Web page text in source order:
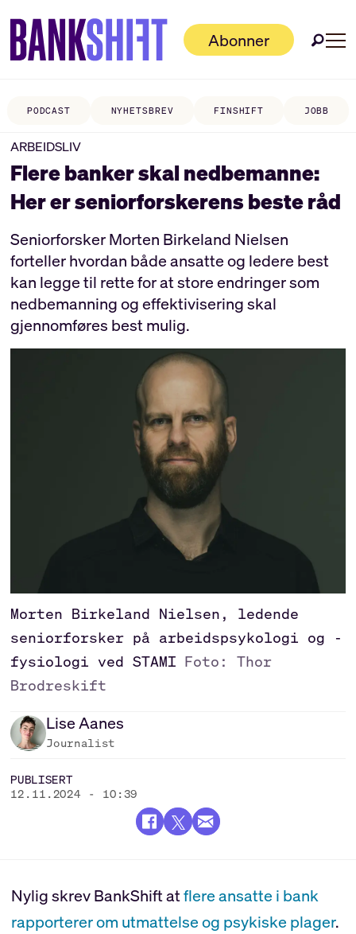
Abonner
PODCAST NYHETSBREV FINSHIFT JOBB
ARBEIDSLIV
Flere banker skal nedbemanne:
Her er seniorforskerens beste råd
Seniorforsker Morten Birkeland Nielsen
forteller hvordan både ansatte og ledere best
kan legge til rette for at store endringer som
nedbemanning og effektivisering skal
gjennomføres best mulig.
Morten Birkeland Nielsen, ledende
seniorforsker på arbeidspsykologi og -
fysiologi ved STAMI Foto: Thor
Brodreskift
LiseAanes
Journalist
PUBLISERT
12.11.2024 - 10:39
Nylig skrev BankShift atflere ansatte i bank
rapporterer om utmattelse og psykiske plager.